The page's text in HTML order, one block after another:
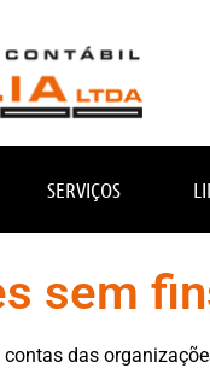
SERVIÇOS
sem
das